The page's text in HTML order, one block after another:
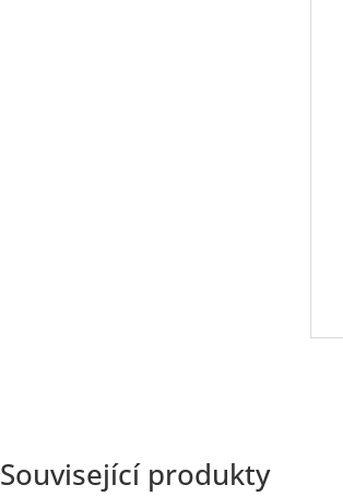
Související produkty